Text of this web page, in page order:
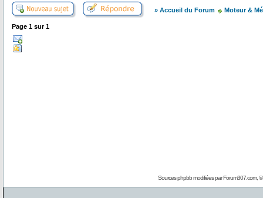
» Accueil du Forum Moteur &
Page 1 sur1
Sources phpbb modifiées parForum307.com, ©